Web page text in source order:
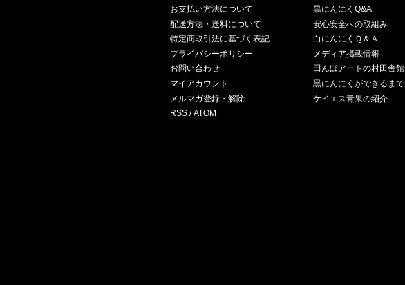
お支払い方法について
配送方法・送料について
特定商取引法に基づく表記
プライバシーポリシー
お問い合わせ
マイアカウント
メルマガ登録・解除
RSS /ATOM
黒にんにくQ&A
安心安全への取組み
白にんにくＱ＆Ａ
メディア掲載情報
田んぼアートの村田舎館
黒にんにくができるまで
ケイエス青果の紹介